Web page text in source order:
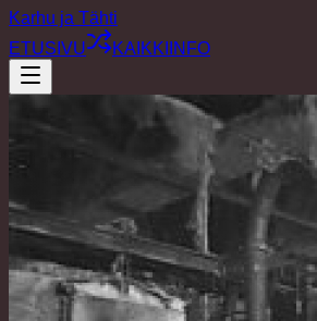
Karhu ja Tähti
ETUSIVU
KAIKKI INFO